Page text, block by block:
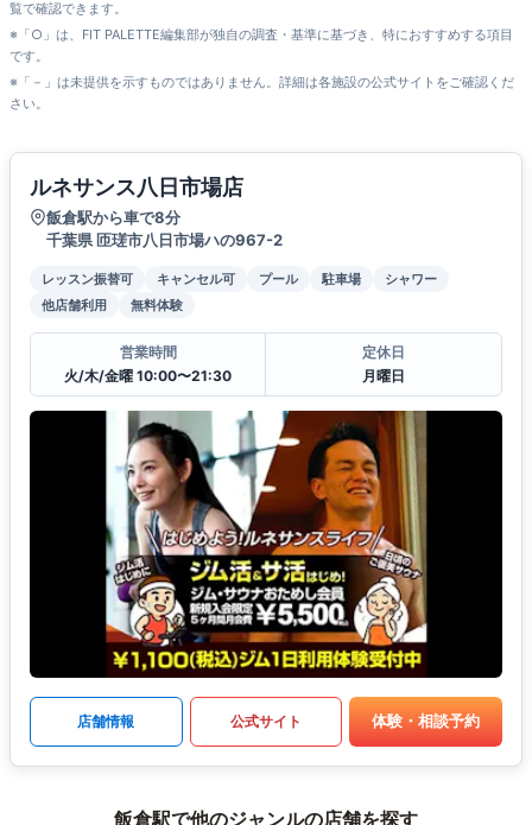
覧で確認できます。
※「○」は、FIT PALETTE編集部が独自の調査・基準に基づき、特におすすめする項目
です。
※「－」は未提供を示すものではありません。詳細は各施設の公式サイトをご確認くだ
さい。
ルネサンス八日市場店
飯倉駅から車で8分
千葉県 匝瑳市八日市場ハの967-2
レッスン振替可 キャンセル可 プール 駐車場
シャワー
他店舗利用
無料体験
営業時間
火/木/金曜 10:00〜21:30
定休日
月曜日
店舗情報 公式サイト 体験・相談予約
飯倉駅で他のジャンルの店舗を探す